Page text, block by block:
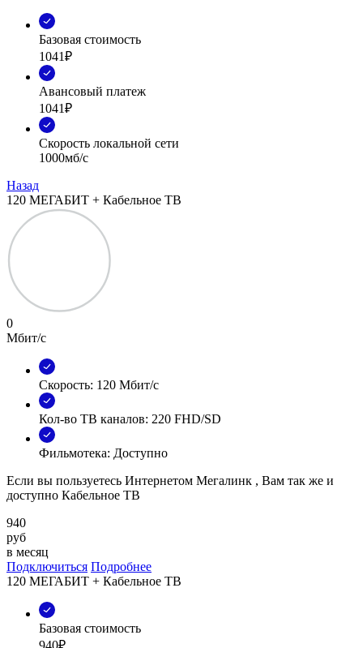
Базовая стоимость
1041₽
Авансовый платеж
1041₽
Скорость локальной сети
1000мб/с
Назад
120 МЕГАБИТ + Кабельное ТВ
0
Мбит/с
Скорость: 120 Мбит/с
Кол-во ТВ каналов: 220 FHD/SD
Фильмотека: Доступно
Если вы пользуетесь Интернетом Мегалинк , Вам так же и
доступно Кабельное ТВ
940
руб
в месяц
Подключиться Подробнее
120 МЕГАБИТ + Кабельное ТВ
Базовая стоимость
940₽